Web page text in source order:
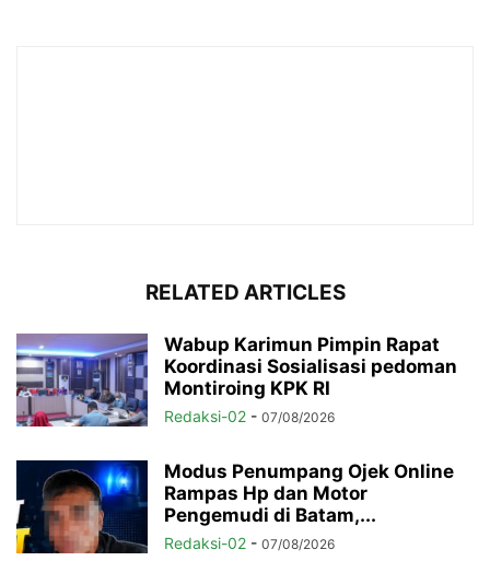
RELATED ARTICLES
Wabup Karimun Pimpin Rapat
Koordinasi Sosialisasi pedoman
Montiroing KPK RI
Redaksi-02 - 07/08/2026
Modus Penumpang Ojek Online
Rampas Hp dan Motor
Pengemudi di Batam,...
Redaksi-02 - 07/08/2026